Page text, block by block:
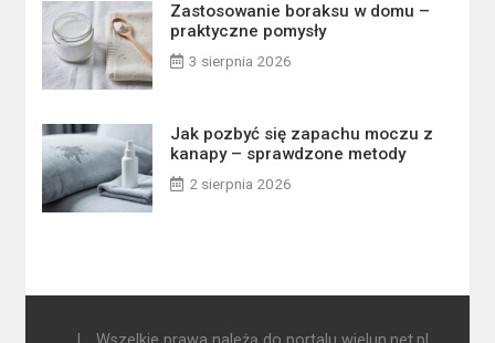
Zastosowanie boraksu w domu –
praktyczne pomysły
3 sierpnia 2026
Jak pozbyć się zapachu moczu z
kanapy – sprawdzone metody
2 sierpnia 2026